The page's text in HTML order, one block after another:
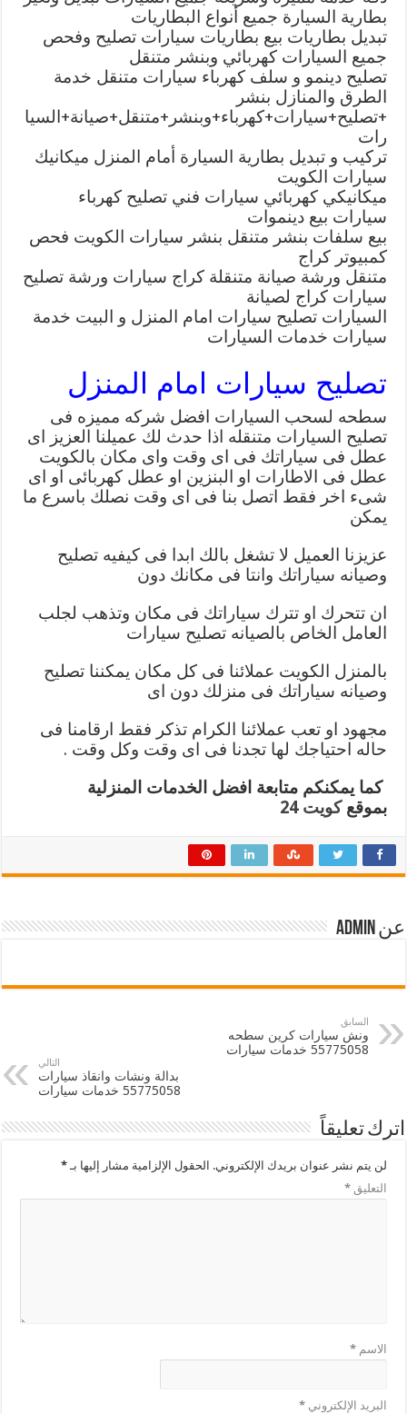
بطارية السيارة جميع أنواع البطاريات
تبديل بطاريات بيع بطاريات سيارات تصليح وفحص
جميع السيارات كهربائي وبنشر متنقل
تصليح دينمو و سلف كهرباء سيارات متنقل خدمة
الطرق والمنازل بنشر
+تصليح+سيارات+كهرباء+وبنشر+متنقل+صيانة+السيا
رات
تركيب و تبديل بطارية السيارة أمام المنزل ميكانيك
سيارات الكويت
ميكانيكي كهربائي سيارات فني تصليح كهرباء
سيارات بيع دينموات
بيع سلفات بنشر متنقل بنشر سيارات الكويت فحص
كمبيوتر كراج
متنقل ورشة صيانة متنقلة كراج سيارات ورشة تصليح
سيارات كراج لصيانة
السيارات تصليح سيارات امام المنزل و البيت خدمة
سيارات خدمات السيارات
تصليح سيارات امام المنزل
سطحه لسحب السيارات افضل شركه مميزه فى
تصليح السيارات متنقله اذا حدث لك عميلنا العزيز اى
عطل فى سياراتك فى اى وقت واى مكان بالكويت
عطل فى الاطارات او البنزين او عطل كهربائى او اى
شىء اخر فقط اتصل بنا فى اى وقت نصلك باسرع ما
يمكن
عزيزنا العميل لا تشغل بالك ابدا فى كيفيه تصليح
وصيانه سياراتك وانتا فى مكانك دون
ان تتحرك او تترك سياراتك فى مكان وتذهب لجلب
العامل الخاص بالصيانه تصليح سيارات
بالمنزل الكويت عملائنا فى كل مكان يمكننا تصليح
وصيانه سياراتك فى منزلك دون اى
مجهود او تعب عملائنا الكرام تذكر فقط ارقامنا فى
حاله احتياجك لها تجدنا فى اى وقت وكل وقت .
كما يمكنكم متابعة افضل الخدمات المنزلية
بموقعكويت 24
عن admin
السابق
ونش سيارات كرين سطحه
55775058 خدمات سيارات
التالي
بدالة ونشات وانقاذ سيارات
55775058 خدمات سيارات
اترك تعليقاً
لن يتم نشر عنوان بريدك الإلكتروني. الحقول الإلزامية مشار إليها بـ*
التعليق*
الاسم*
البريد الإلكتروني*